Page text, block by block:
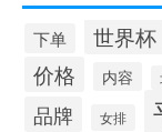
下单 世界杯
价格 内容
品牌 女排